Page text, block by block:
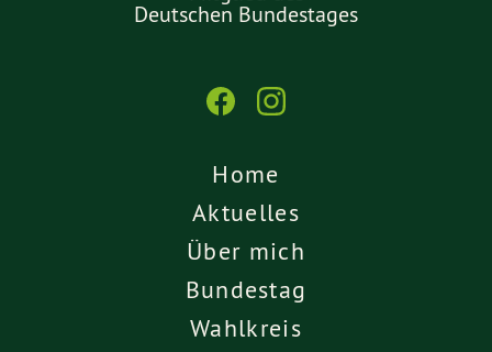
Deutschen Bundestages
Home
Aktuelles
Über mich
Bundestag
Wahlkreis